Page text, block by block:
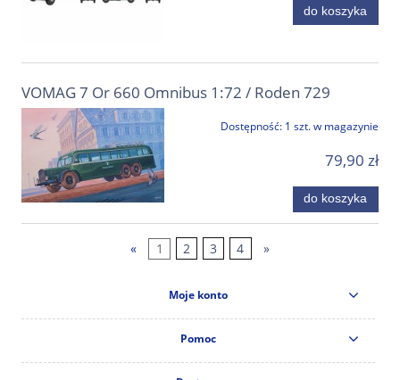
do koszyka
VOMAG 7 Or 660 Omnibus 1:72 / Roden 729
Dostępność: 1 szt. w magazynie
79,90 zł
do koszyka
« 1 2 3 4 »
Moje konto
Pomoc